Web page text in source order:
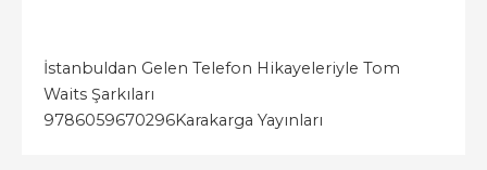
İstanbuldan Gelen Telefon Hikayeleriyle Tom
Waits Şarkıları
9786059670296Karakarga Yayınları